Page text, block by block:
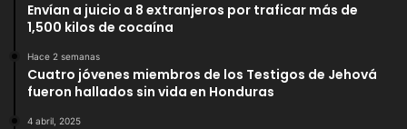
Envían a juicio a 8 extranjeros por traficar más de
1,500 kilos de cocaína
Hace 2 semanas
Cuatro jóvenes miembros de los Testigos de Jehová
fueron hallados sin vida en Honduras
4 abril, 2025